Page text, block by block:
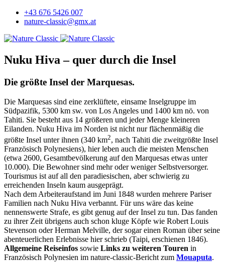
+43 676 5426 007
nature-classic@gmx.at
Nuku Hiva – quer durch die Insel
Die größte Insel der Marquesas.
Die Marquesas sind eine zerklüftete, einsame Inselgruppe im
Südpazifik, 5300 km sw. von Los Angeles und 1400 km nö. von
Tahiti. Sie besteht aus 14 größeren und jeder Menge kleineren
Eilanden. Nuku Hiva im Norden ist nicht nur flächenmäßig die
größte Insel unter ihnen (340 km2, nach Tahiti die zweitgrößte Insel
Französisch Polynesiens), hier leben auch die meisten Menschen
(etwa 2600, Gesamtbevölkerung auf den Marquesas etwas unter
10.000). Die Bewohner sind mehr oder weniger Selbstversorger.
Tourismus ist auf all den paradiesischen, aber schwierig zu
erreichenden Inseln kaum ausgeprägt.
Nach dem Arbeiteraufstand im Juni 1848 wurden mehrere Pariser
Familien nach Nuku Hiva verbannt. Für uns wäre das keine
nennenswerte Strafe, es gibt genug auf der Insel zu tun. Das fanden
zu ihrer Zeit übrigens auch schon kluge Köpfe wie Robert Louis
Stevenson oder Herman Melville, der sogar einen Roman über seine
abenteuerlichen Erlebnisse hier schrieb (Taipi, erschienen 1846).
Allgemeine Reiseinfos sowie Links zu weiteren Touren in
Französisch Polynesien im nature-classic-Bericht zum Mouaputa.